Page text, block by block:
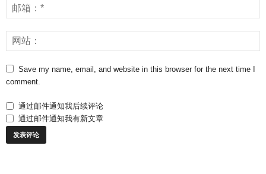
Save my name, email, and website in this browser for the next time I
comment.
通过邮件通知我后续评论
通过邮件通知我有新文章